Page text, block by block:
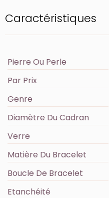
Caractéristiques
Pierre Ou Perle
Par Prix
Genre
Diamètre Du Cadran
Verre
Matière Du Bracelet
Boucle De Bracelet
Etanchéité